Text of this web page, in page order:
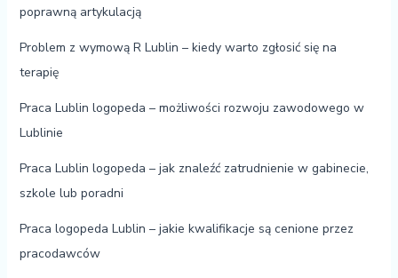
poprawną artykulacją
Problem z wymową R Lublin – kiedy warto zgłosić się na
terapię
Praca Lublin logopeda – możliwości rozwoju zawodowego w
Lublinie
Praca Lublin logopeda – jak znaleźć zatrudnienie w gabinecie,
szkole lub poradni
Praca logopeda Lublin – jakie kwalifikacje są cenione przez
pracodawców